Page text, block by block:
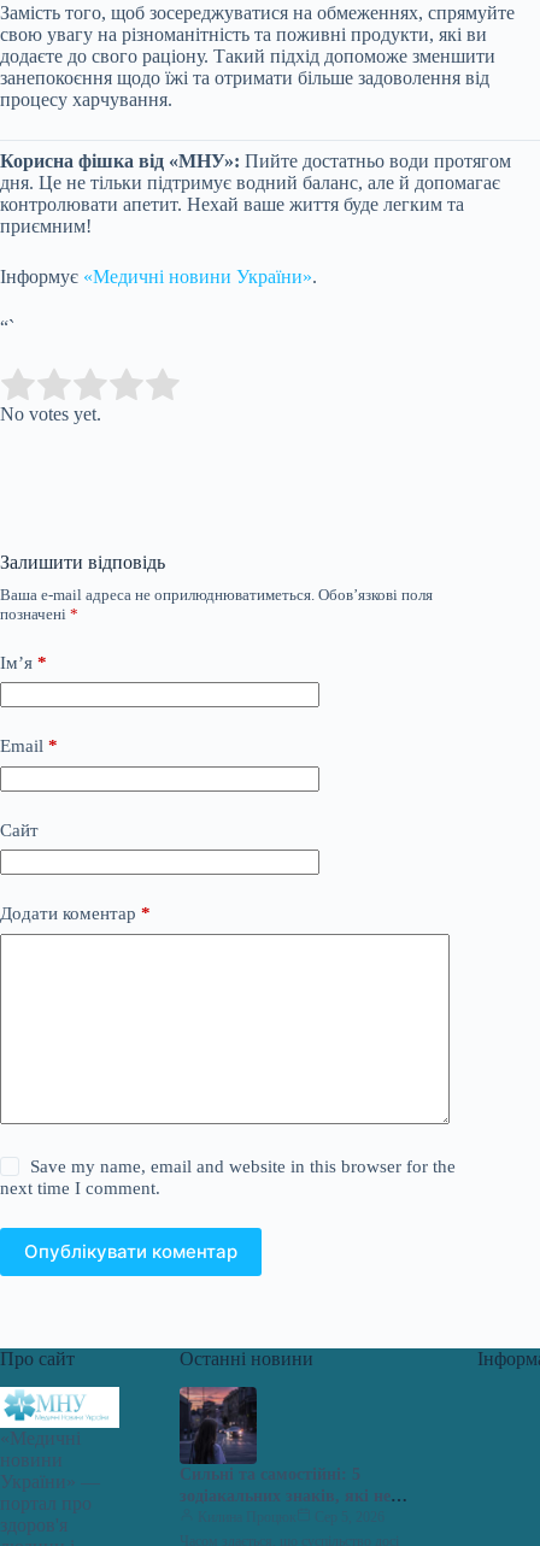
Замість того, щоб зосереджуватися на обмеженнях, спрямуйте
свою увагу на різноманітність та поживні продукти, які ви
додаєте до свого раціону. Такий підхід допоможе зменшити
занепокоєння щодо їжі та отримати більше задоволення від
процесу харчування.
Корисна фішка від «МНУ»: Пийте достатньо води протягом
дня. Це не тільки підтримує водний баланс, але й допомагає
контролювати апетит. Нехай ваше життя буде легким та
приємним!
Інформує «Медичні новини України».
“`
Rate this item:
No votes yet.
Залишити відповідь
Ваша e-mail адреса не оприлюднюватиметься. Обов’язкові поля
позначені *
Ім’я *
Email *
Сайт
Додати коментар *
Save my name, email and website in this browser for the
next time I comment.
Опублікувати коментар
Про сайт
«Медичні
новини
України» —
портал про
здоров'я
Останні новини
Сильні та самостійні: 5
зодіакальних знаків, які не